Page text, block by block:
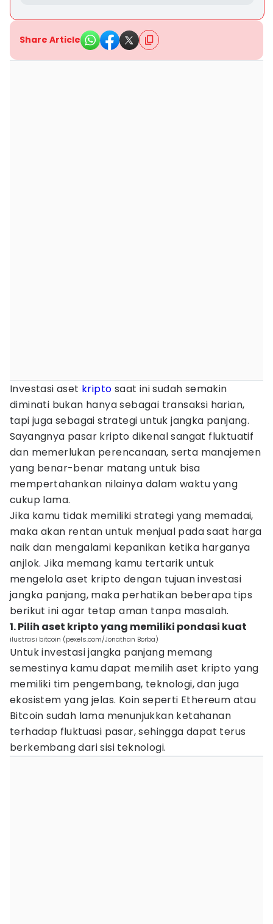
Share Article
Investasi aset kripto saat ini sudah semakin
diminati bukan hanya sebagai transaksi harian,
tapi juga sebagai strategi untuk jangka panjang.
Sayangnya pasar kripto dikenal sangat fluktuatif
dan memerlukan perencanaan, serta manajemen
yang benar-benar matang untuk bisa
mempertahankan nilainya dalam waktu yang
cukup lama.
Jika kamu tidak memiliki strategi yang memadai,
maka akan rentan untuk menjual pada saat harga
naik dan mengalami kepanikan ketika harganya
anjlok. Jika memang kamu tertarik untuk
mengelola aset kripto dengan tujuan investasi
jangka panjang, maka perhatikan beberapa tips
berikut ini agar tetap aman tanpa masalah.
1. Pilih aset kripto yang memiliki pondasi kuat
ilustrasi bitcoin (pexels.com/Jonathan Borba)
Untuk investasi jangka panjang memang
semestinya kamu dapat memilih aset kripto yang
memiliki tim pengembang, teknologi, dan juga
ekosistem yang jelas. Koin seperti Ethereum atau
Bitcoin sudah lama menunjukkan ketahanan
terhadap fluktuasi pasar, sehingga dapat terus
berkembang dari sisi teknologi.